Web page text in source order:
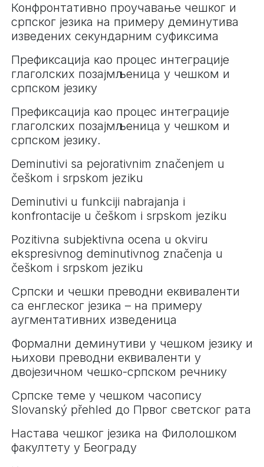
Конфронтативно проучавање чешког и
српског језика на примеру деминутива
изведених секундарним суфиксима
Префиксација као процес интеграције
глаголских позајмљеница у чешком и
српском језику
Префиксација као процес интеграције
глаголских позајмљеница у чешком и
српском језику.
Deminutivi sa pejorativnim značenjem u
češkom i srpskom jeziku
Deminutivi u funkciji nabrajanja i
konfrontacije u češkom i srpskom jeziku
Pozitivna subjektivna ocena u okviru
ekspresivnog deminutivnog značenja u
češkom i srpskom jeziku
Српски и чешки преводни еквиваленти
са енглеског језика – на примеру
аугментативних изведеница
Формални деминутиви у чешком језику и
њихови преводни еквиваленти у
двојезичном чешко-српском речнику
Српске теме у чешком часопису
Slovanský přehled до Првог светског рата
Настава чешког језика на Филолошком
факултету у Београду